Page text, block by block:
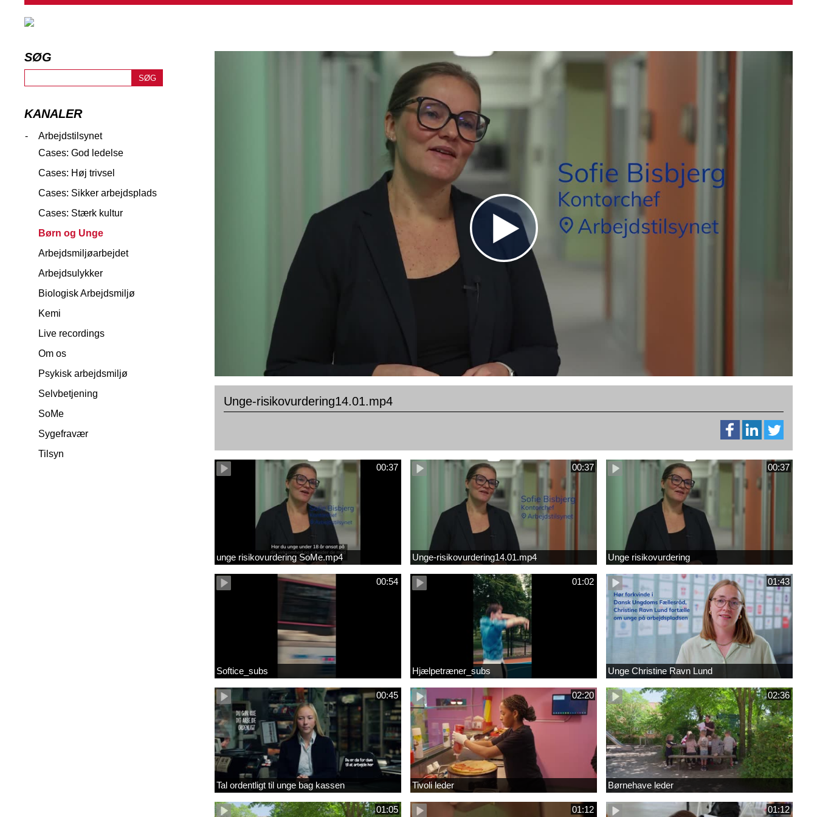
SØG
KANALER
-
Arbejdstilsynet
Cases: God ledelse
Cases: Høj trivsel
Cases: Sikker arbejdsplads
Cases: Stærk kultur
Børn og Unge
Arbejdsmiljøarbejdet
Arbejdsulykker
Biologisk Arbejdsmiljø
Kemi
Live recordings
Om os
Psykisk arbejdsmiljø
Selvbetjening
SoMe
Sygefravær
Tilsyn
Unge-risikovurdering14.01.mp4
00:37
unge risikovurdering SoMe.mp4
00:37
Unge-risikovurdering14.01.mp4
00:37
Unge risikovurdering
00:54
Softice_subs
01:02
Hjælpetræner_subs
01:43
Unge Christine Ravn Lund
00:45
Tal ordentligt til unge bag kassen
02:20
Tivoli leder
02:36
Børnehave leder
01:05 01:12 01:12